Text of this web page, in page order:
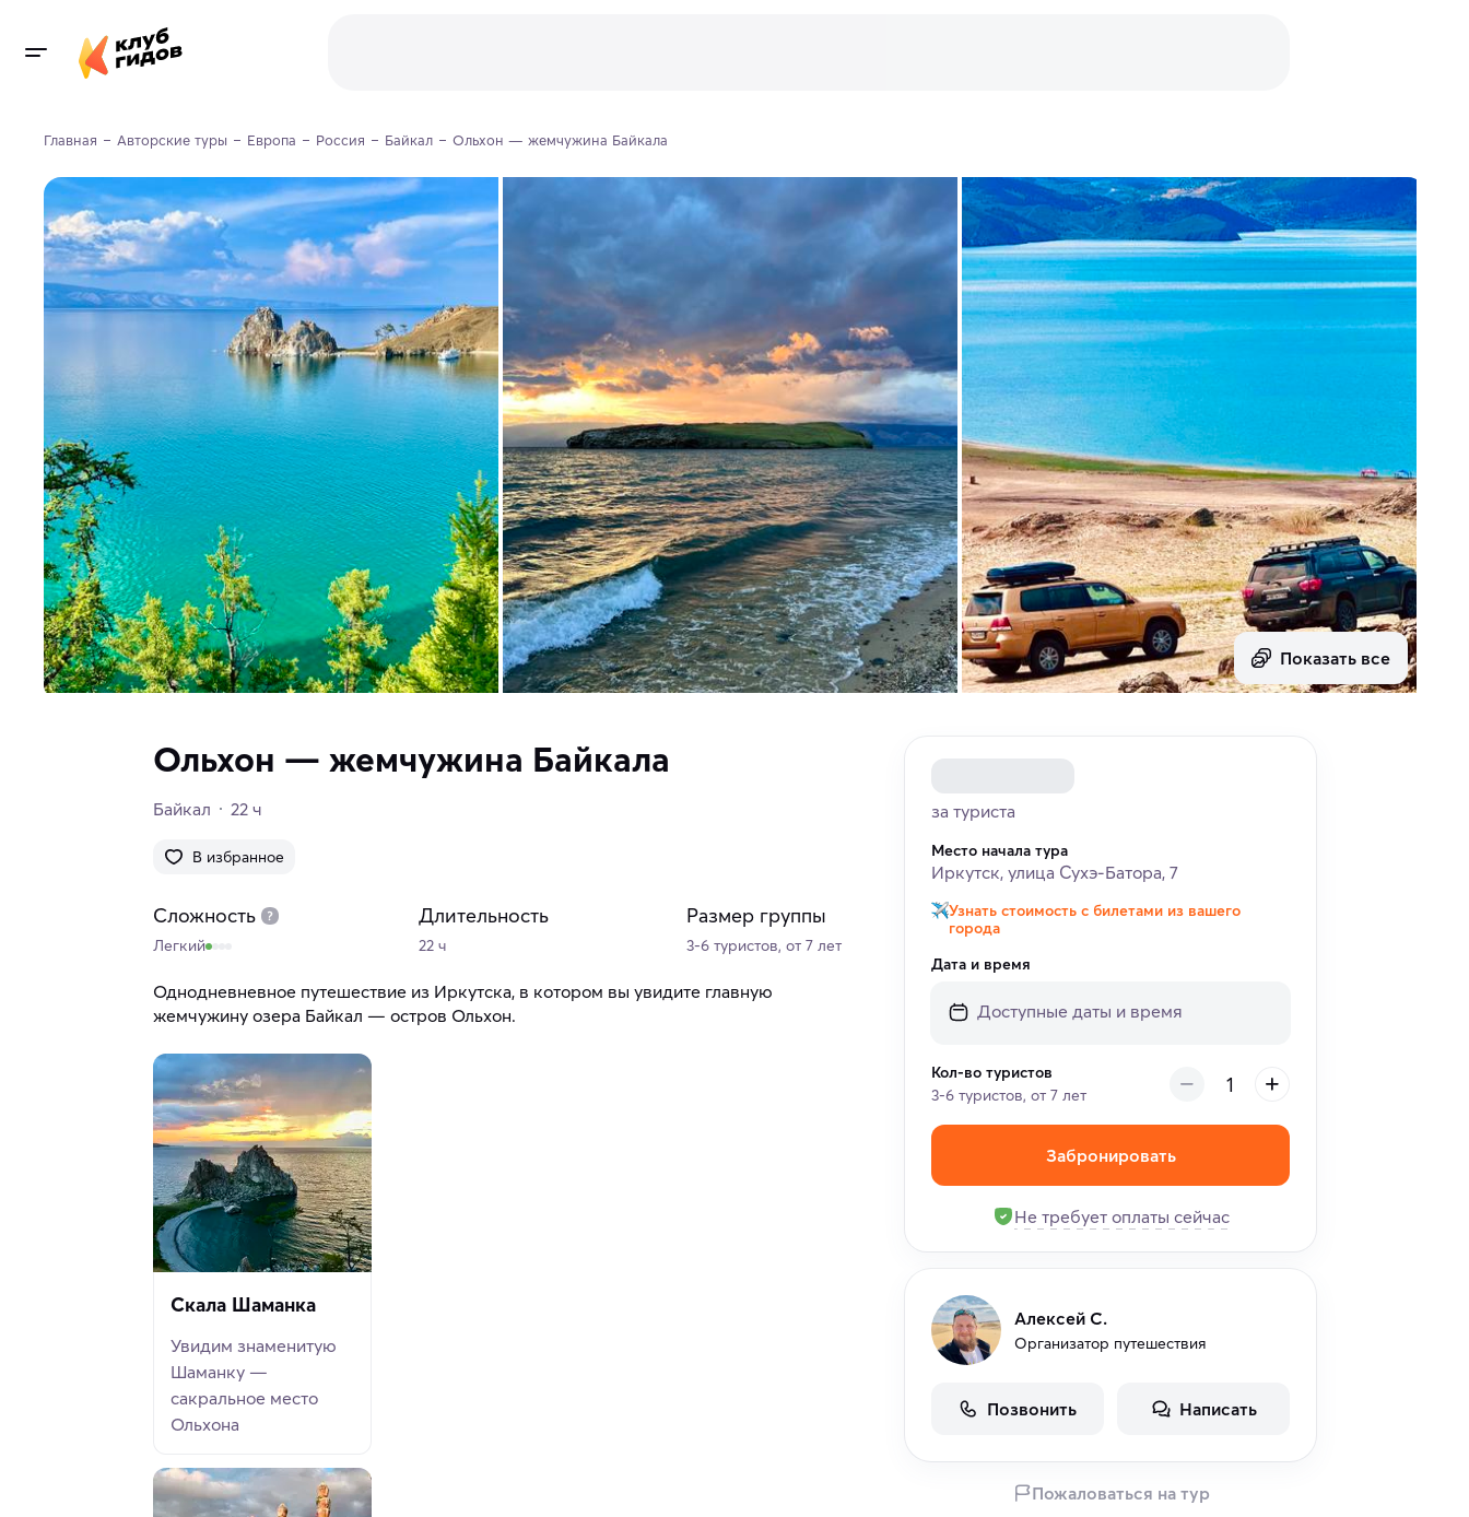
Главная Авторские туры Европа Россия Байкал Ольхон — жемчужина Байкала
Показать все
Ольхон — жемчужина Байкала
В избранное
Байкал 22 ч
Сложность
Легкий
Длительность
22 ч
Размер группы
3-6 туристов, от 7 лет
Однодневневное путешествие из Иркутска, в котором вы увидите главную
жемчужину озера Байкал — остров Ольхон.
Скала Шаманка
Увидим знаменитую
Шаманку —
сакральное место
Ольхона
за туриста
Место начала тура
Иркутск, улица Сухэ-Батора, 7
Узнать стоимость с билетами из вашего
города
Дата и время
Кол-во туристов
3-6 туристов, от 7 лет
Забронировать
Не требует оплаты сейчас
Алексей С.
Организатор путешествия
Позвонить Написать
Пожаловаться на тур